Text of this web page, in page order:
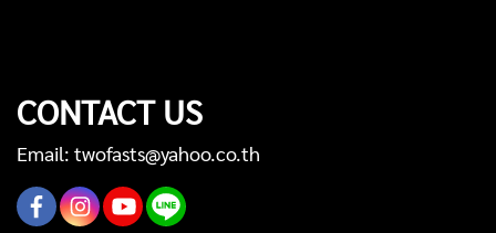
CONTACT US
Email: twofasts@yahoo.co.th